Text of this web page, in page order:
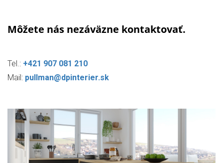
Môžete nás nezáväzne kontaktovať.
Tel.: +421 907 081 210
Mail: pullman@dpinterier.sk